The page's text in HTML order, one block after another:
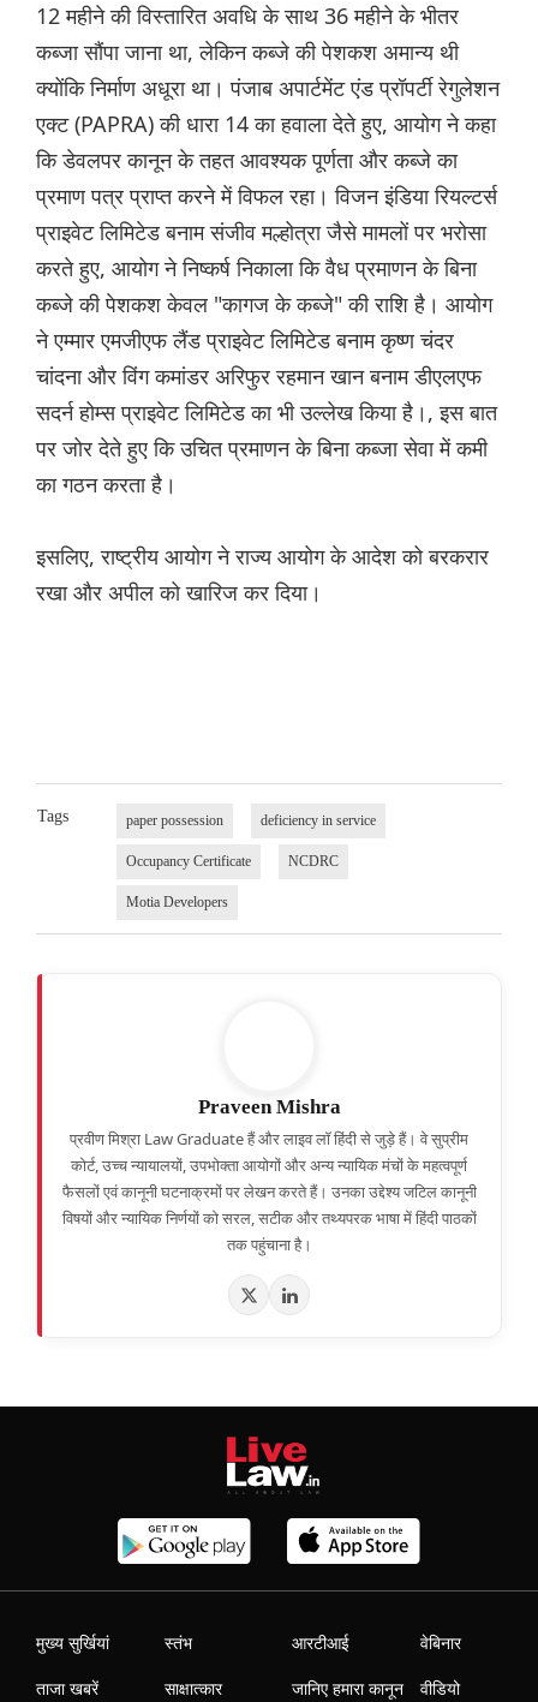
12 महीने की विस्तारित अवधि के साथ 36 महीने के भीतर
कब्जा सौंपा जाना था, लेकिन कब्जे की पेशकश अमान्य थी
क्योंकि निर्माण अधूरा था। पंजाब अपार्टमेंट एंड प्रॉपर्टी रेगुलेशन
एक्ट (PAPRA) की धारा 14 का हवाला देते हुए, आयोग ने कहा
कि डेवलपर कानून के तहत आवश्यक पूर्णता और कब्जे का
प्रमाण पत्र प्राप्त करने में विफल रहा। विजन इंडिया रियल्टर्स
प्राइवेट लिमिटेड बनाम संजीव मल्होत्रा जैसे मामलों पर भरोसा
करते हुए, आयोग ने निष्कर्ष निकाला कि वैध प्रमाणन के बिना
कब्जे की पेशकश केवल "कागज के कब्जे" की राशि है। आयोग
ने एम्मार एमजीएफ लैंड प्राइवेट लिमिटेड बनाम कृष्ण चंदर
चांदना और विंग कमांडर अरिफुर रहमान खान बनाम डीएलएफ
सदर्न होम्स प्राइवेट लिमिटेड का भी उल्लेख किया है।, इस बात
पर जोर देते हुए कि उचित प्रमाणन के बिना कब्जा सेवा में कमी
का गठन करता है।
इसलिए, राष्ट्रीय आयोग ने राज्य आयोग के आदेश को बरकरार
रखा और अपील को खारिज कर दिया।
Tags paper possession deficiency in service
Occupancy Certificate NCDRC
Motia Developers
Praveen Mishra
प्रवीण मिश्रा Law Graduate हैं और लाइव लॉ हिंदी से जुड़े हैं। वे सुप्रीम
कोर्ट, उच्च न्यायालयों, उपभोक्ता आयोगों और अन्य न्यायिक मंचों के महत्वपूर्ण
फैसलों एवं कानूनी घटनाक्रमों पर लेखन करते हैं। उनका उद्देश्य जटिल कानूनी
विषयों और न्यायिक निर्णयों को सरल, सटीक और तथ्यपरक भाषा में हिंदी पाठकों
तक पहुंचाना है।
मुख्य सुर्खियां
ताजा खबरें
स्तंभ
साक्षात्कार
आरटीआई
जानिए हमारा कानून
वेबिनार
वीडियो